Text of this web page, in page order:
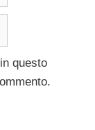
questo